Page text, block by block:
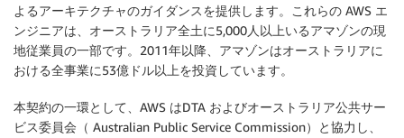
よるアーキテクチャのガイダンスを提供します。これらの AWS エ
ンジニアは、オーストラリア全土に5,000人以上いるアマゾンの現
地従業員の一部です。2011年以降、アマゾンはオーストラリアに
おける全事業に53億ドル以上を投資しています。
本契約の一環として、AWS はDTA およびオーストラリア公共サー
ビス委員会（ Australian Public Service Commission）と協力し、